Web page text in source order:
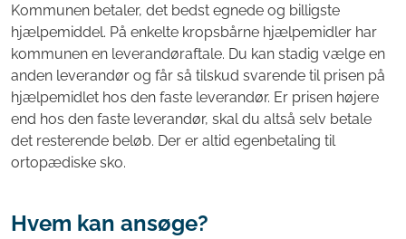
Kommunen betaler, det bedst egnede og billigste
hjælpemiddel. På enkelte kropsbårne hjælpemidler har
kommunen en leverandøraftale. Du kan stadig vælge en
anden leverandør og får så tilskud svarende til prisen på
hjælpemidlet hos den faste leverandør. Er prisen højere
end hos den faste leverandør, skal du altså selv betale
det resterende beløb. Der er altid egenbetaling til
ortopædiske sko.
Hvem kan ansøge?